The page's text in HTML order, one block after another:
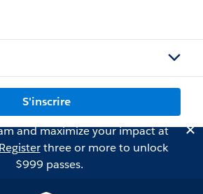
S'inscrire
and maximize your impact at
Registerthree or more to unlock
$999 passes.